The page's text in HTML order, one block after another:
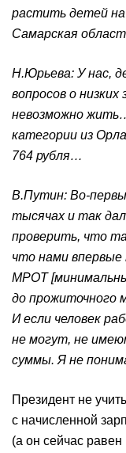
растить детей
Самарская
Н.Юрьева: У нас,
вопросов о
невозможно
категории из
764 рубля…
В.Путин: Во-
тысячах и так
проверить, что
что нами
МРОТ
до прожиточного
И если человек
не могут, не
суммы. Я не
Президент не
с начисленной
(а он сейчас